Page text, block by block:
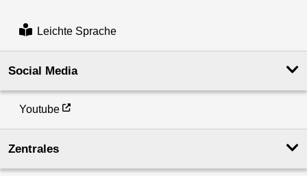
Leichte Sprache
Social Media
Youtube
Zentrales